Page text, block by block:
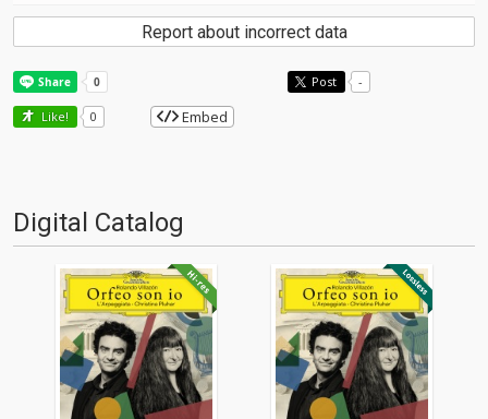
Report about incorrect data
Post -
Like! 0 Embed
Digital Catalog